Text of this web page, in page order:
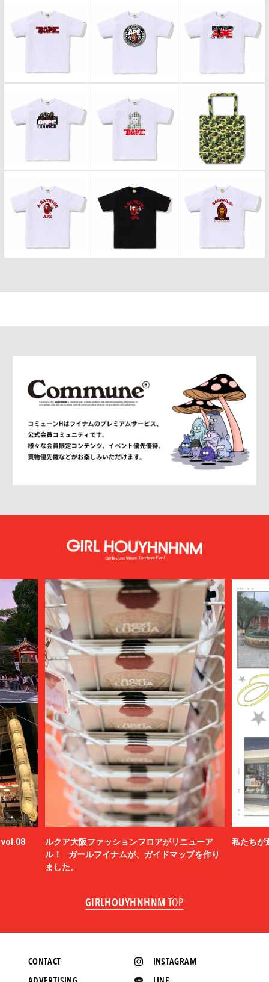
vol.08
ルクア大阪ファッションフロアがリニューア
ル！ ガールフイナムが、ガイドマップを作り
ました。
私たちが
GIRLHOUYHNHNM TOP
INSTAGRAM
CONTACT